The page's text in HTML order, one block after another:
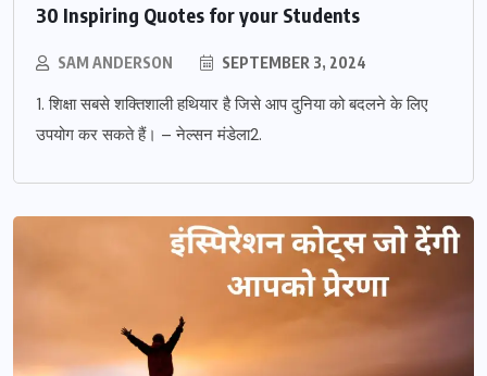
30 Inspiring Quotes for your Students
SAM ANDERSON SEPTEMBER 3, 2024
1. शिक्षा सबसे शक्तिशाली हथियार है जिसे आप दुनिया को बदलने के लिए
उपयोग कर सकते हैं। – नेल्सन मंडेला2.